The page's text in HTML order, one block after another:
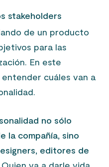
stakeholders
de un producto
para las
En este
cuáles van a
no sólo
la compañía, sino
editores de